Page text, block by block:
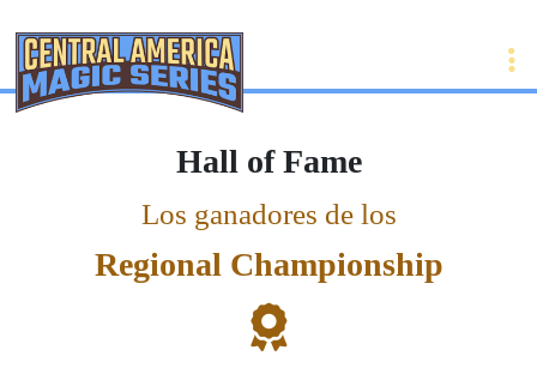
Hall of Fame
Los ganadores de los
Regional Championship